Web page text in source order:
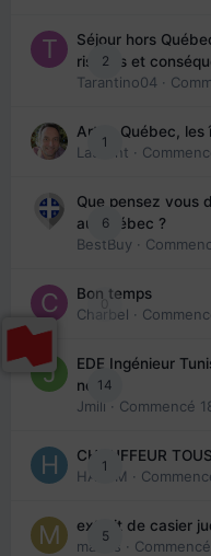
2
Séjour hors
risques et
Tarantino04 ·
1
Arte : Québec, les
Laurent ·
6
Que pensez vous
au Québec ?
BestBuy ·
0
Bon temps
Charbel ·
14
EDE Ingénieur
note
Jmili · Commencé
1
CHAUFFEUR
HAZEM ·
5
extrait de casier
maries · Commencé